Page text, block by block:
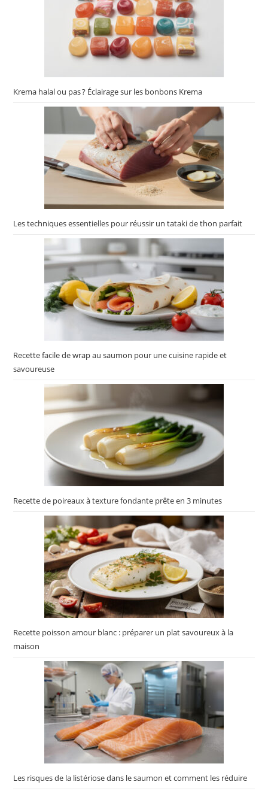
Krema halal ou pas ? Éclairage sur les bonbons Krema
Les techniques essentielles pour réussir un tataki de thon parfait
Recette facile de wrap au saumon pour une cuisine rapide et
savoureuse
Recette de poireaux à texture fondante prête en 3 minutes
Recette poisson amour blanc : préparer un plat savoureux à la
maison
Les risques de la listériose dans le saumon et comment les réduire